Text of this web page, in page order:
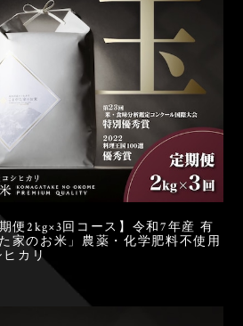
便2kg×3回コース】令和7年産 有
家のお米」農薬・化学肥料不使用
カリ